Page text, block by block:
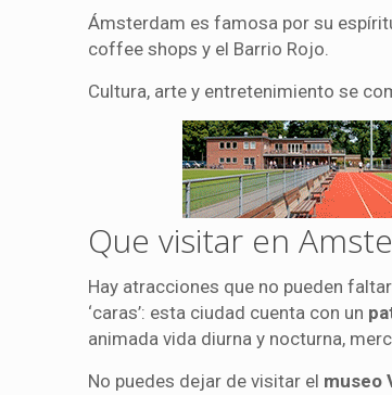
Ámsterdam es famosa por su
coffee shops y el Barrio Rojo.
Cultura, arte y entretenimiento se
Que visitar en
Hay atracciones que no pueden
‘caras’: esta ciudad cuenta con un
animada vida diurna y nocturna,
No puedes dejar de visitar el museo